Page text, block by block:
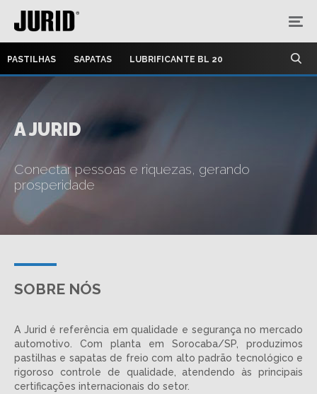
PASTILHAS SAPATAS LUBRIFICANTE BL 20
A JURID
Conectar pessoas e riquezas, gerando
prosperidade
SOBRE NÓS
A Jurid é referência em qualidade e segurança no mercado
automotivo. Com planta em Sorocaba/SP, produzimos
pastilhas e sapatas de freio com alto padrão tecnológico e
rigoroso controle de qualidade, atendendo às principais
certificações internacionais do setor.